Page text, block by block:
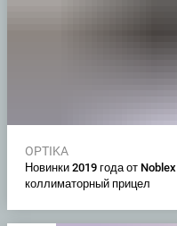
OPTIKA
Новинки 2019 года от
коллиматорный прицел